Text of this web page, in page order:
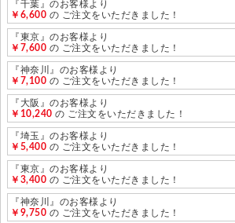
『千葉』のお客様より
￥6,600 の ご注文をいただきました！
『東京』のお客様より
￥7,600 の ご注文をいただきました！
『神奈川』のお客様より
￥7,100 の ご注文をいただきました！
『大阪』のお客様より
￥10,240 の ご注文をいただきました！
『埼玉』のお客様より
￥5,400 の ご注文をいただきました！
『東京』のお客様より
￥3,400 の ご注文をいただきました！
『神奈川』のお客様より
￥9,750 の ご注文をいただきました！